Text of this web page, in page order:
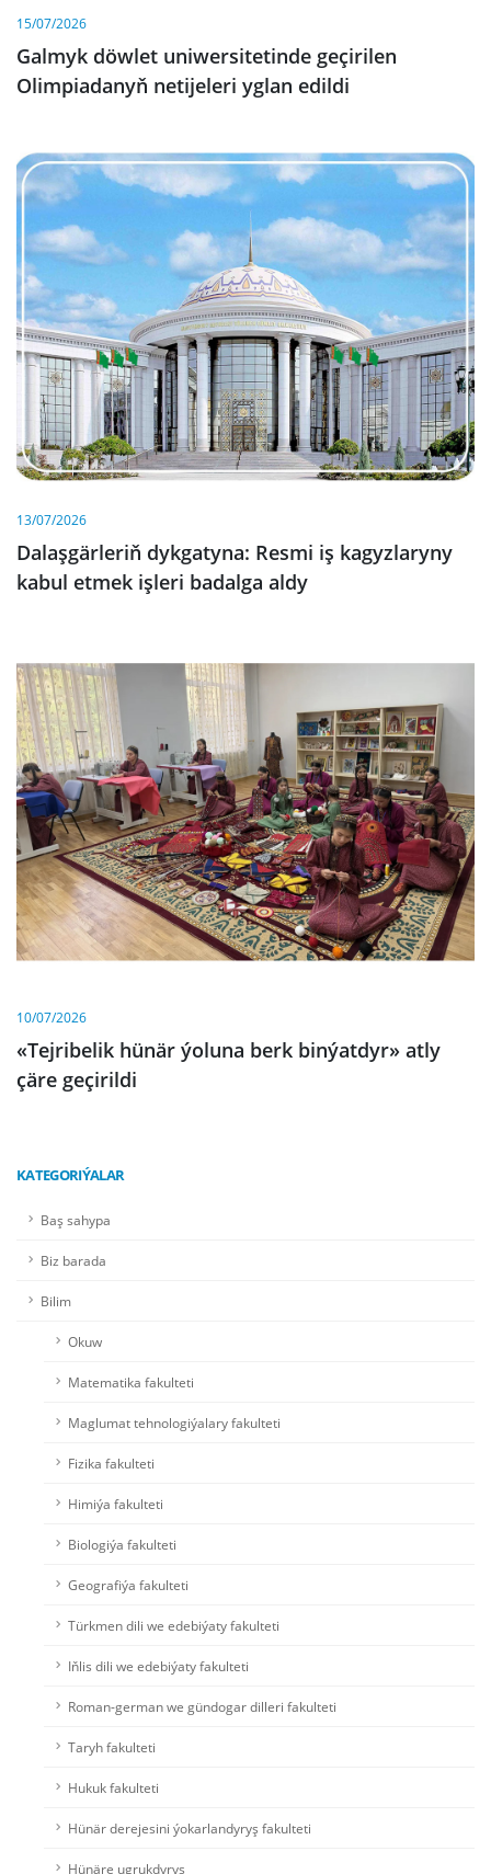
15/07/2026
Galmyk döwlet uniwersitetinde geçirilen
Olimpiadanyň netijeleri yglan edildi
13/07/2026
Dalaşgärleriň dykgatyna: Resmi iş kagyzlaryny
kabul etmek işleri badalga aldy
10/07/2026
«Tejribelik hünär ýoluna berk binýatdyr» atly
çäre geçirildi
KATEGORIÝALAR
Baş sahypa
Biz barada
Bilim
Okuw
Matematika fakulteti
Maglumat tehnologiýalary fakulteti
Fizika fakulteti
Himiýa fakulteti
Biologiýa fakulteti
Geografiýa fakulteti
Türkmen dili we edebiýaty fakulteti
Iňlis dili we edebiýaty fakulteti
Roman-german we gündogar dilleri fakulteti
Taryh fakulteti
Hukuk fakulteti
Hünär derejesini ýokarlandyryş fakulteti
Hünäre ugrukdyryş